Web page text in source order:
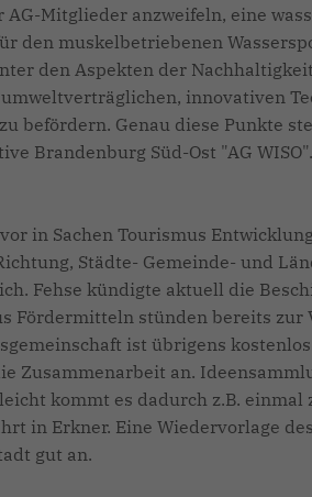
Mitglieder anzweifeln, eine
den muskelbetriebenen
den Aspekten der
innovativen
befördern. Genau diese Punkte
Brandenburg Süd-Ost "AG WISO".
in Sachen Tourismus
Städte- Gemeinde- und
Fehse kündigte aktuell die
Fördermitteln stünden bereits zur
ist übrigens
Zusammenarbeit an.
kommt es dadurch z.B. einmal
in Erkner. Eine Wiedervorlage
gut an.